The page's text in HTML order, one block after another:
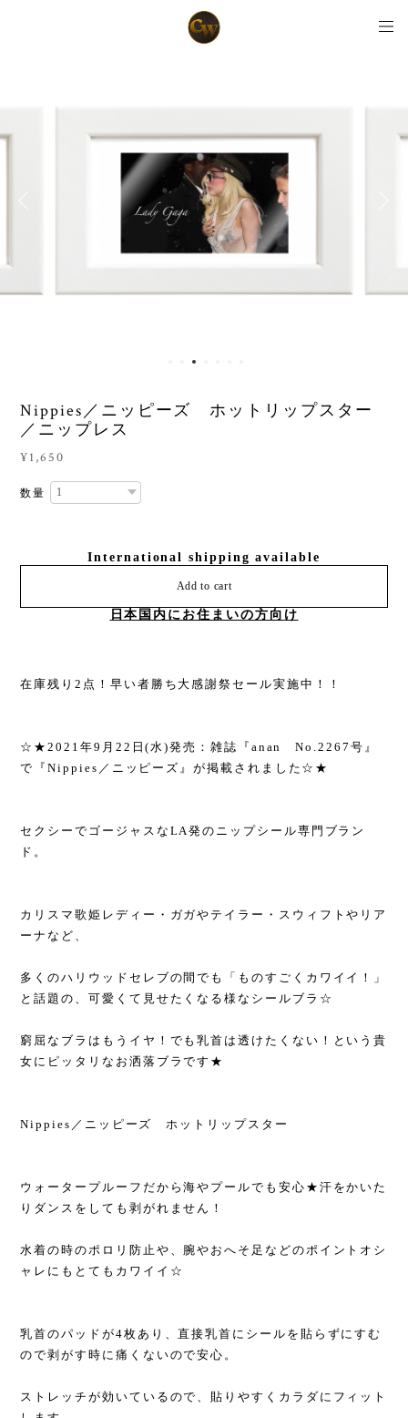
Nippies／ニッピーズ ホットリップスター
／ニップレス
¥1,650
数量
International shipping available
Add to cart
日本国内にお住まいの方向け
在庫残り2点！早い者勝ち大感謝祭セール実施中！！
☆★2021年9月22日(水)発売：雑誌『anan No.2267号』
で『Nippies／ニッピーズ』が掲載されました☆★
セクシーでゴージャスなLA発のニップシール専門ブラン
ド。
カリスマ歌姫レディー・ガガやテイラー・スウィフトやリア
ーナなど、
多くのハリウッドセレブの間でも「ものすごくカワイイ！」
と話題の、可愛くて見せたくなる様なシールブラ☆
窮屈なブラはもうイヤ！でも乳首は透けたくない！という貴
女にピッタリなお洒落ブラです★
Nippies／ニッピーズ ホットリップスター
ウォータープルーフだから海やプールでも安心★汗をかいた
りダンスをしても剥がれません！
水着の時のポロリ防止や、腕やおへそ足などのポイントオシ
ャレにもとてもカワイイ☆
乳首のパッドが4枚あり、直接乳首にシールを貼らずにすむ
ので剥がす時に痛くないので安心。
ストレッチが効いているので、貼りやすくカラダにフィット